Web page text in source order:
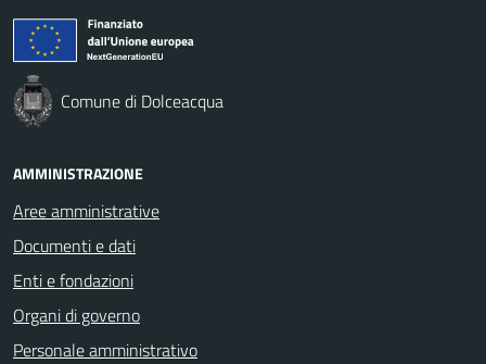
Comune di Dolceacqua
AMMINISTRAZIONE
Aree amministrative
Documenti e dati
Enti e fondazioni
Organi di governo
Personale amministrativo